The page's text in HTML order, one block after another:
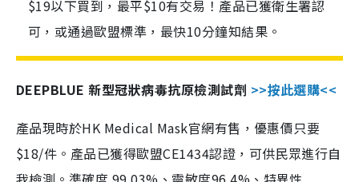
$19以下買到，最平$10有交易！產品已獲衛生署認
可，或通過歐盟標準，最快10分鐘知結果。
DEEPBLUE 新型冠狀病毒抗原檢測試劑 >>按此選購<<
產品現時於HK Medical Mask官網有售，優惠價只要
$18/件。產品已獲得歐盟CE1434認證，可供民眾進行自